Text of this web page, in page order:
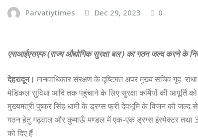
Parvatiytimes Dec 29, 2023 0
एसआईएसएफ (राज्य औद्योगिक सुरक्षा बल ) का गठन जल्द करने के
देहरादून। मानवाधिकार संरक्षण के दृष्टिगत अपर मुख्य सचिव गृह
मेडिकल सुविधा आदि तक पहुंचाने के लिए सुरक्षा कर्मियों की आपूर्ति
मुख्यमंत्री पुष्कर सिंह धामी के ड्रग्स फ्री देवभूमि के विजन को जल्द
गठन हेतु गढ़वाल और कुमाऊँ मण्डल में एक-एक ड्रग्स इंस्पेक्टर तथा 35
को दिए हैं।